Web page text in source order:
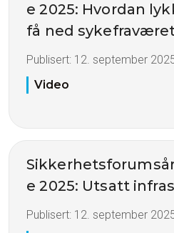
e 2025: Hvordan
få ned
Publisert: 12. september
Video
e 2025: Utsatt
Publisert: 12. september